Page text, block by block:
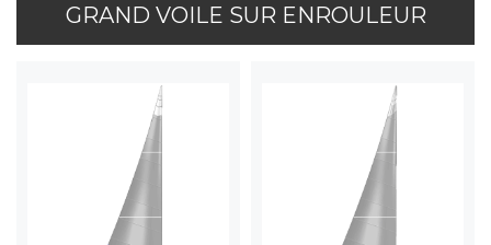
GRAND VOILE SUR ENROULEUR